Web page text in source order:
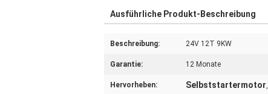
Ausführliche Produkt-Beschreibung
Beschreibung: 24V 12T 9KW
Garantie: 12 Monate
Hervorheben: Selbststartermotor,